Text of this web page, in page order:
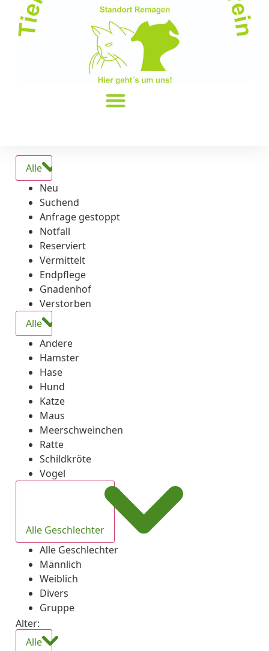
Alle
Neu
Suchend
Anfrage gestoppt
Notfall
Reserviert
Vermittelt
Endpflege
Gnadenhof
Verstorben
Alle
Andere
Hamster
Hase
Hund
Katze
Maus
Meerschweinchen
Ratte
Schildkröte
Vogel
Alle Geschlechter
Alle Geschlechter
Männlich
Weiblich
Divers
Gruppe
Alter:
Alle